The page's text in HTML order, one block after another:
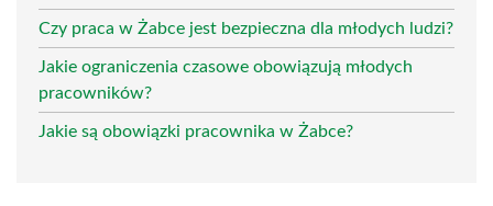
Czy praca w Żabce jest bezpieczna dla młodych ludzi?
Jakie ograniczenia czasowe obowiązują młodych
pracowników?
Jakie są obowiązki pracownika w Żabce?